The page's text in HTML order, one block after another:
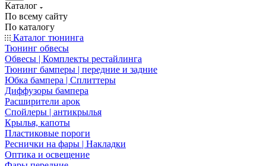
Каталог
По всему сайту
По каталогу
Каталог тюнинга
Тюнинг обвесы
Обвесы | Комплекты рестайлинга
Тюнинг бамперы | передние и задние
Юбка бампера | Сплиттеры
Диффузоры бампера
Расширители арок
Спойлеры | антикрылья
Крылья, капоты
Пластиковые пороги
Реснички на фары | Накладки
Оптика и освещение